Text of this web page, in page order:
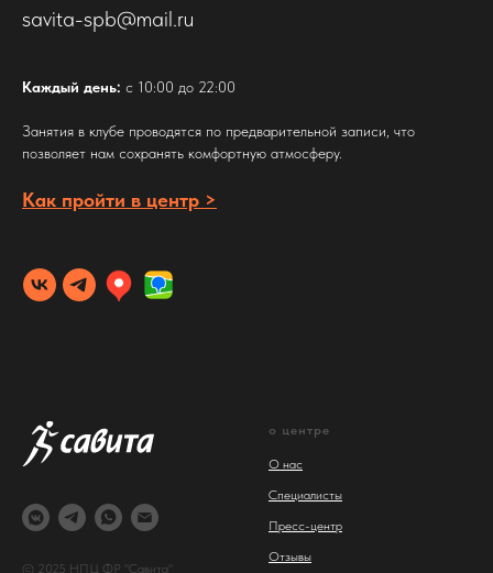
savita-spb@mail.ru
Каждый день: с 10:00 до 22:00
Занятия в клубе проводятся по предварительной записи, что
позволяет нам сохранять комфортную атмосферу.
Как пройти в центр >
© 2025 НПЦ ФР "Савита"
о центре
О нас
Специалисты
Пресс-центр
Отзывы